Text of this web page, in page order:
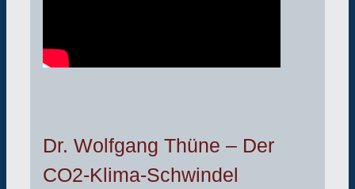
Dr. Wolfgang Thüne – Der
CO2-Klima-Schwindel